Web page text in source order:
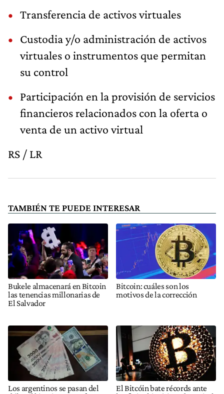
Transferencia de activos virtuales
Custodia y/o administración de activos
virtuales o instrumentos que permitan
su control
Participación en la provisión de servicios
financieros relacionados con la oferta o
venta de un activo virtual
RS / LR
TAMBIÉN TE PUEDE INTERESAR
Bukele almacenará en Bitcoin
las tenencias millonarias de
El Salvador
Bitcoin: cuáles son los
motivos de la corrección
Los argentinos se pasan del
El Bitcóin bate récords ante